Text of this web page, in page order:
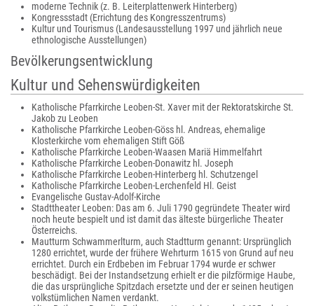
moderne Technik (z. B. Leiterplattenwerk Hinterberg)
Kongressstadt (Errichtung des Kongresszentrums)
Kultur und Tourismus (Landesausstellung 1997 und jährlich neue
ethnologische Ausstellungen)
Bevölkerungsentwicklung
Kultur und Sehenswürdigkeiten
Katholische Pfarrkirche Leoben-St. Xaver mit der Rektoratskirche St.
Jakob zu Leoben
Katholische Pfarrkirche Leoben-Göss hl. Andreas, ehemalige
Klosterkirche vom ehemaligen Stift Göß
Katholische Pfarrkirche Leoben-Waasen Mariä Himmelfahrt
Katholische Pfarrkirche Leoben-Donawitz hl. Joseph
Katholische Pfarrkirche Leoben-Hinterberg hl. Schutzengel
Katholische Pfarrkirche Leoben-Lerchenfeld Hl. Geist
Evangelische Gustav-Adolf-Kirche
Stadttheater Leoben: Das am 6. Juli 1790 gegründete Theater wird
noch heute bespielt und ist damit das älteste bürgerliche Theater
Österreichs.
Mautturm Schwammerlturm, auch Stadtturm genannt: Ursprünglich
1280 errichtet, wurde der frühere Wehrturm 1615 von Grund auf neu
errichtet. Durch ein Erdbeben im Februar 1794 wurde er schwer
beschädigt. Bei der Instandsetzung erhielt er die pilzförmige Haube,
die das ursprüngliche Spitzdach ersetzte und der er seinen heutigen
volkstümlichen Namen verdankt.